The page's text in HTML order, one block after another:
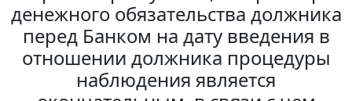
денежного обязательства должника
перед Банком на дату введения в
отношении должника процедуры
наблюдения является